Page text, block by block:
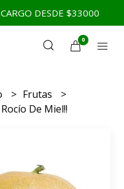
DESDE $33000
0
Frutas
De Miel!!